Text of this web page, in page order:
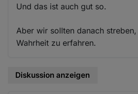
Und das ist auch gut so.
Aber wir sollten danach
Wahrheit zu erfahren.
Diskussion anzeigen